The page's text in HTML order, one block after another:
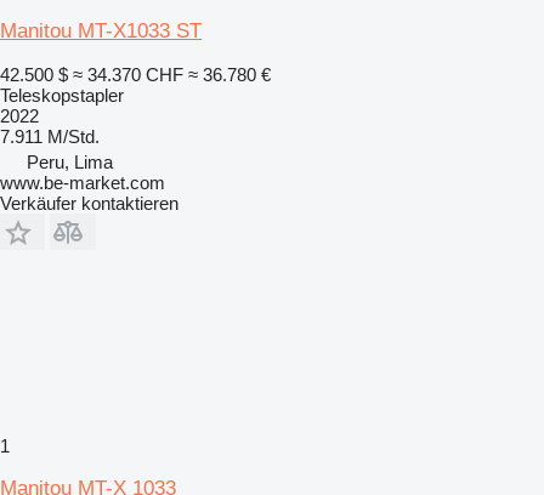
Manitou MT-X1033 ST
42.500 $ ≈ 34.370 CHF ≈ 36.780 €
Teleskopstapler
2022
7.911 M/Std.
Peru, Lima
www.be-market.com
Verkäufer kontaktieren
1
Manitou MT-X 1033